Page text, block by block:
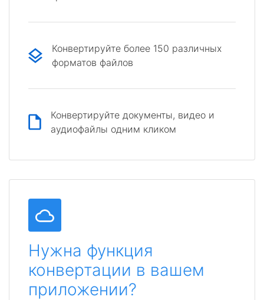
Конвертируйте более 150 различных
форматов файлов
Конвертируйте документы, видео и
аудиофайлы одним кликом
Нужна функция
конвертации в вашем
приложении?